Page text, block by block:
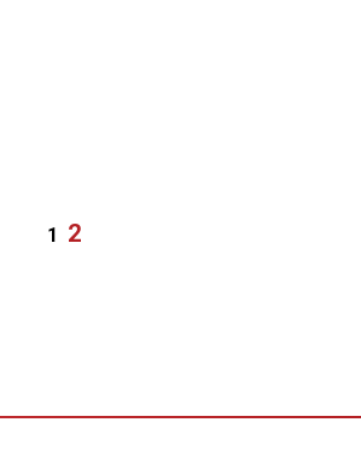
1 2